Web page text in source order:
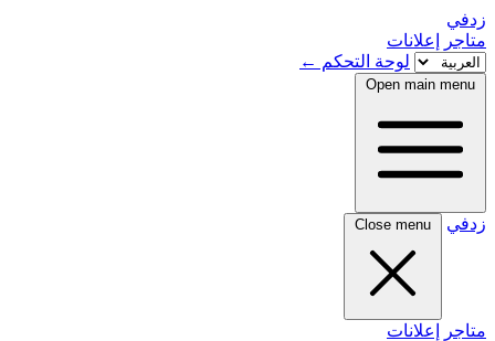
زدفي
متاجر
إعلانات
لوحة التحكم ←
Open main menu
زدفي Close menu
متاجر
إعلانات